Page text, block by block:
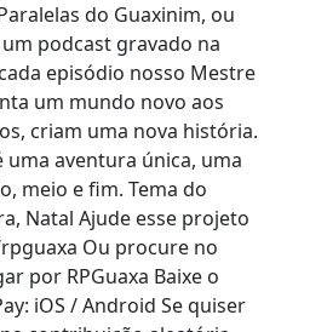
do Guaxinim, ou
um podcast gravado na
episódio nosso Mestre
um mundo novo aos
criam uma nova história.
aventura única, uma
meio e fim. Tema do
Natal Ajude esse projeto
Ou procure no
por RPGuaxa Baixe o
iOS / Android Se quiser